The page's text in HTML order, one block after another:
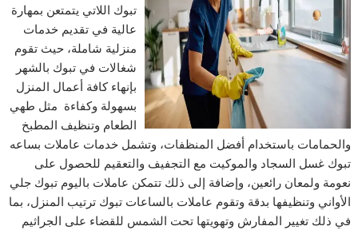
تبوك اللاتي يتمتعن بمهارة
عالية في تقديم خدمات
منزلية شاملة، حيث تقوم
شغالات في تبوك بالشهر
بإنهاء كافة أعمال المنزل
بسهولة وكفاءة مثل طهي
الطعام وتنظيف المطبخ
والحمامات باستخدام أفضل المنظفات، وتشمل خدمات عاملات بساعه
تبوك غسل السجاد والموكيت مع التجفيف والتعقيم للحصول على
نعومة ولمعان رائعين، وإضافة إلى ذلك تتمكن عاملات باليوم تبوك جلي
الأواني وتنظيفها بدقة وتقوم عاملات بالساعات تبوك ترتيب المنزل، بما
في ذلك تغيير المفارش وتهويتها تحت الشمس للقضاء على الجراثيم